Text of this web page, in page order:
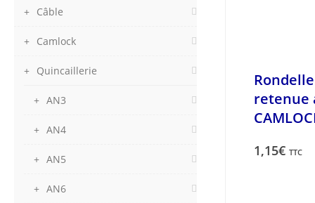
retenue
1,15€ TTC
Câble
Camlock
Quincaillerie
AN3
AN4
AN5
AN6